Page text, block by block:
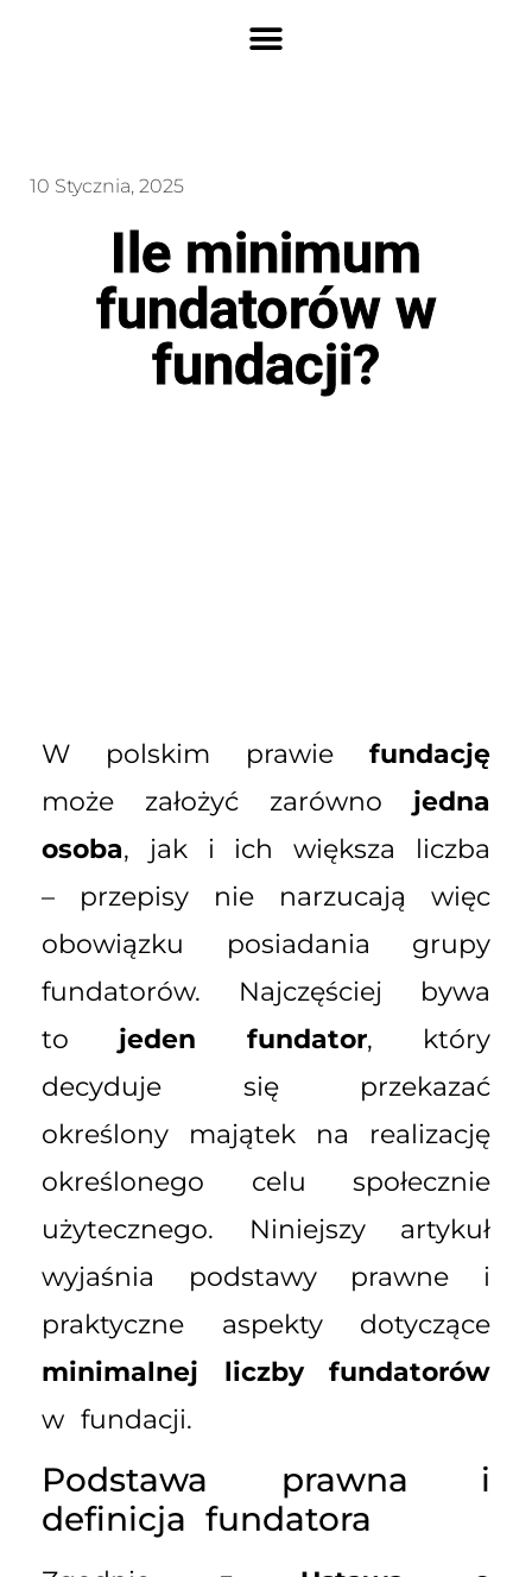
10 Stycznia, 2025
Ile minimum
fundatorów w
fundacji?
W polskim prawie fundację
może założyć zarówno jedna
osoba, jak i ich większa liczba
– przepisy nie narzucają więc
obowiązku posiadania grupy
fundatorów. Najczęściej bywa
to jeden fundator, który
decyduje się przekazać
określony majątek na realizację
określonego celu społecznie
użytecznego. Niniejszy artykuł
wyjaśnia podstawy prawne i
praktyczne aspekty dotyczące
minimalnej liczby fundatorów
w fundacji.
Podstawa prawna i
definicja fundatora